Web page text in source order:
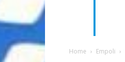
Home Empoli